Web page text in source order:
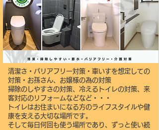
​清潔さ・バリアフリー対策・車いすを想定しての
対策・お孫さん、お嬢様の為の対策
掃除のしやすさの対策、冷えるトイレの対策、来
客対応のリフォームなどなど・・・
トイレはお住まいになる方のライフスタイルや健
康を支える大切な場所です。
そして毎日何回も使う場所であり、ずっと使い続